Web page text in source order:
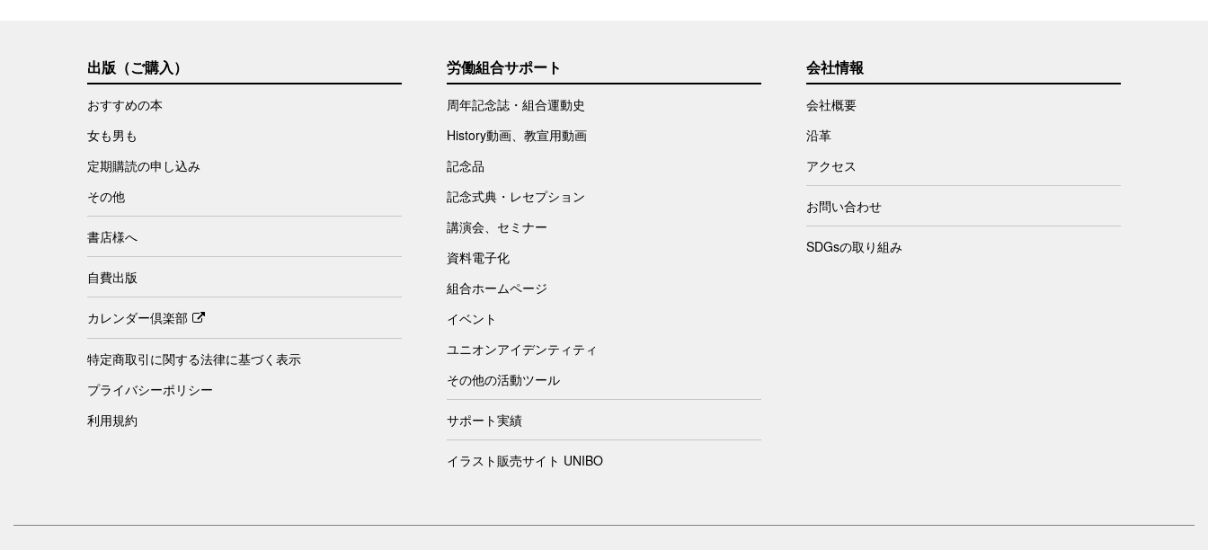
出版（ご購入）
おすすめの本
女も男も
定期購読の申し込み
その他
書店様へ
自費出版
カレンダー倶楽部
特定商取引に関する法律に基づく表示
プライバシーポリシー
利用規約
労働組合サポート
周年記念誌・組合運動史
History動画、教宣用動画
記念品
記念式典・レセプション
講演会、セミナー
資料電子化
組合ホームページ
イベント
ユニオンアイデンティティ
その他の活動ツール
サポート実績
イラスト販売サイト UNIBO
会社情報
会社概要
沿革
アクセス
お問い合わせ
SDGsの取り組み